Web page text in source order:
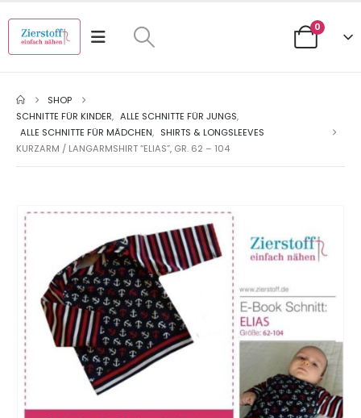
0
SHOP
SCHNITTE FÜR KINDER, ALLE SCHNITTE FÜR JUNGS,
ALLE SCHNITTE FÜR MÄDCHEN, SHIRTS & LONGSLEEVES
KURZARM / LANGARMSHIRT “ELIAS”, GR. 62 – 104